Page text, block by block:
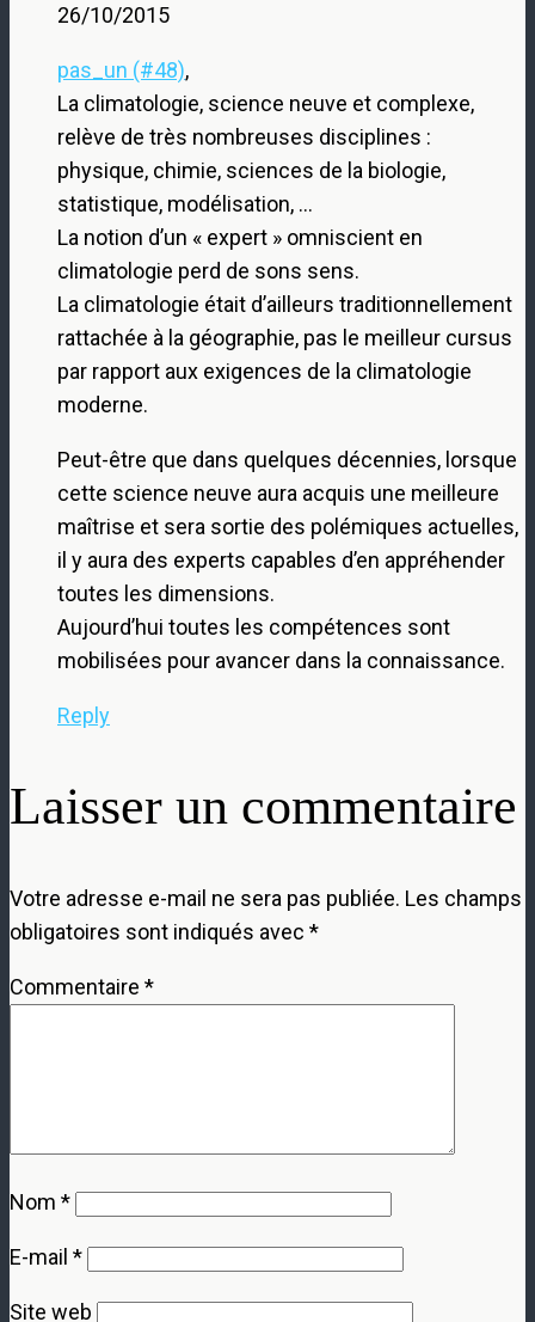
26/10/2015
pas_un (#48),
La climatologie, science neuve et complexe,
relève de très nombreuses disciplines :
physique, chimie, sciences de la biologie,
statistique, modélisation, …
La notion d’un « expert » omniscient en
climatologie perd de sons sens.
La climatologie était d’ailleurs traditionnellement
rattachée à la géographie, pas le meilleur cursus
par rapport aux exigences de la climatologie
moderne.
Peut-être que dans quelques décennies, lorsque
cette science neuve aura acquis une meilleure
maîtrise et sera sortie des polémiques actuelles,
il y aura des experts capables d’en appréhender
toutes les dimensions.
Aujourd’hui toutes les compétences sont
mobilisées pour avancer dans la connaissance.
Reply
Laisser un commentaire
Votre adresse e-mail ne sera pas publiée. Les champs
obligatoires sont indiqués avec *
Commentaire *
Nom *
E-mail *
Site web